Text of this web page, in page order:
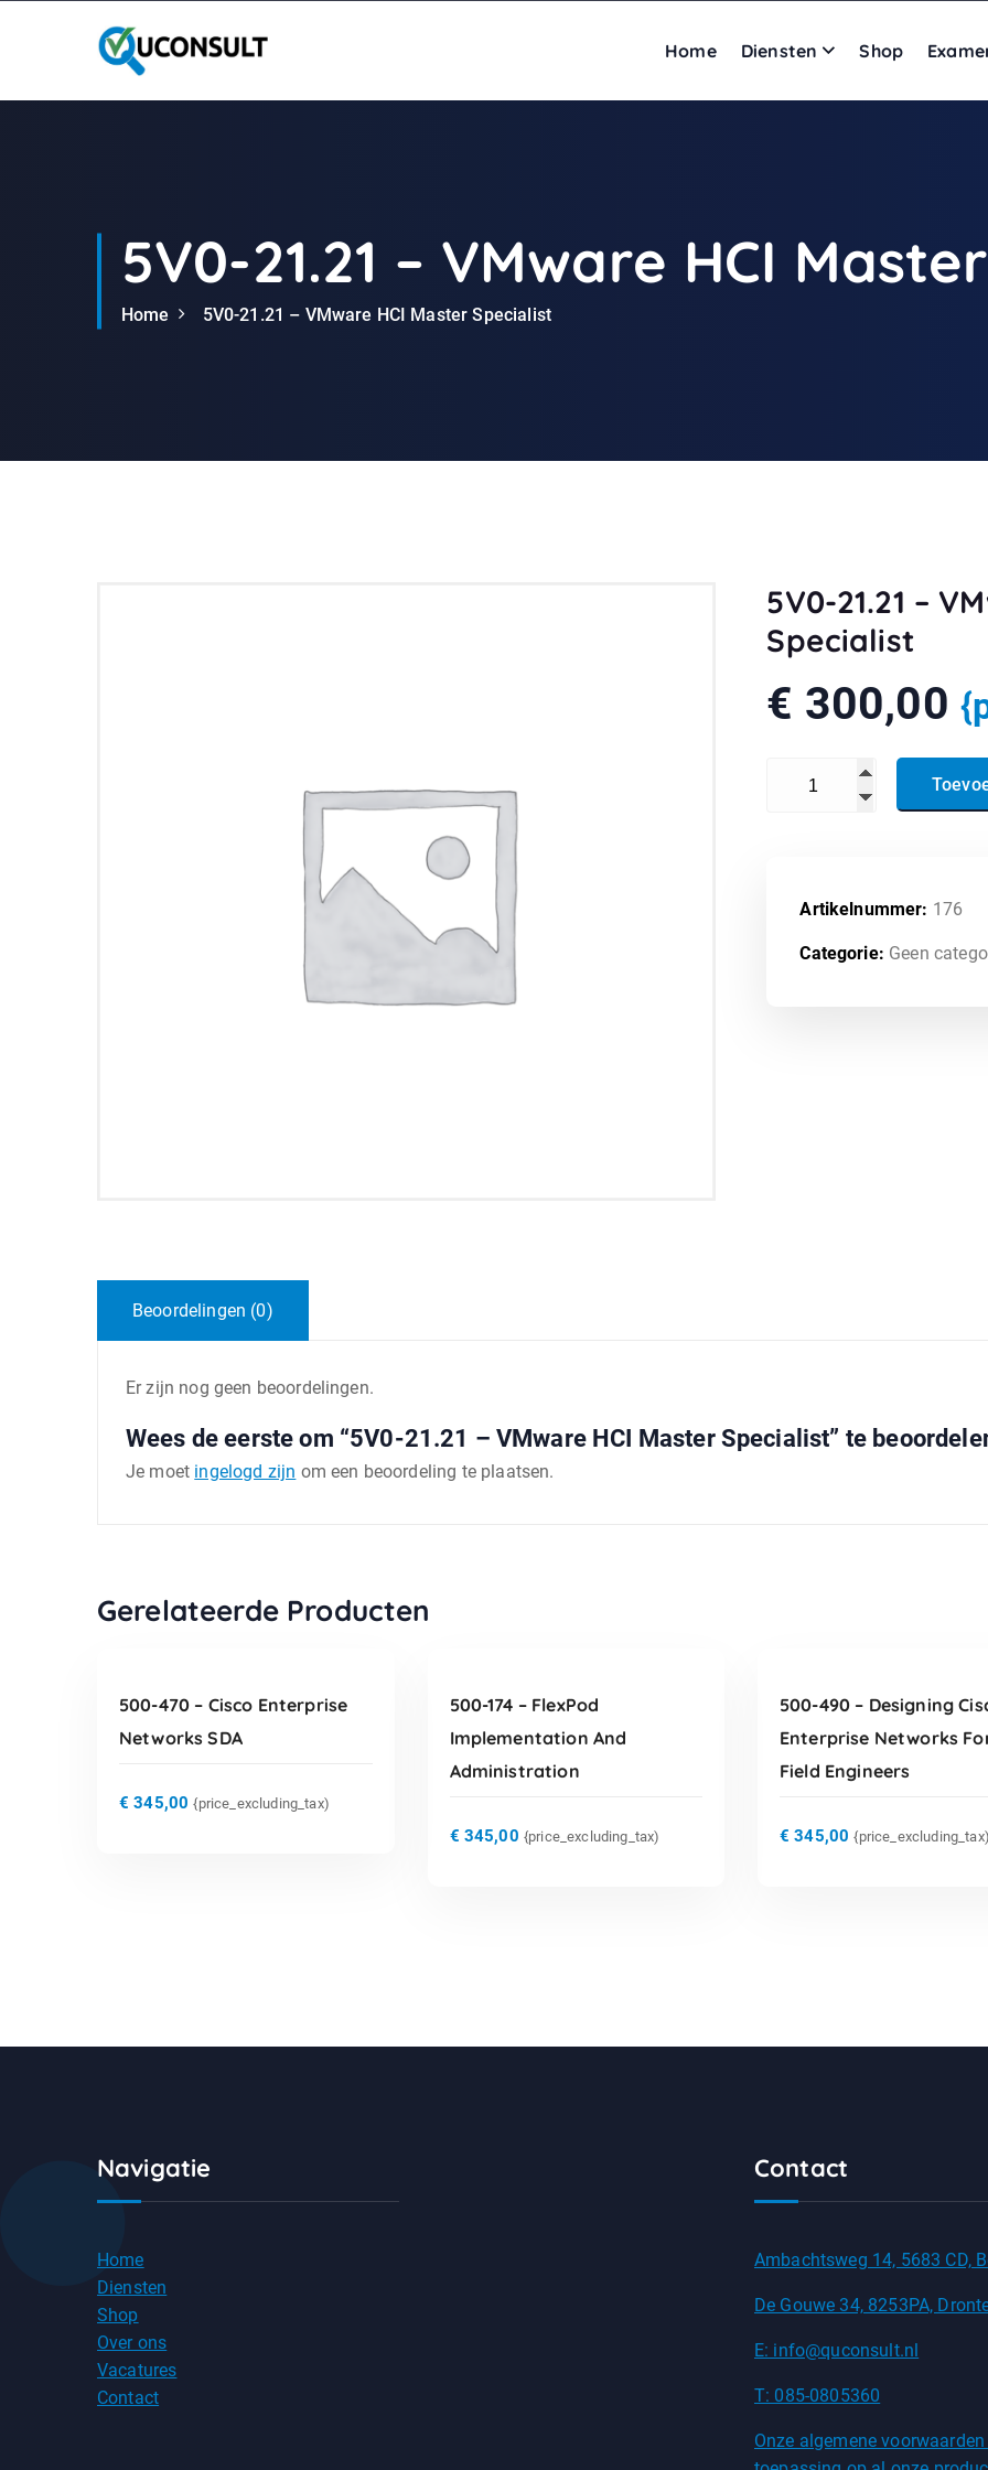
a
Home Diensten Shop
5V0-21.21 – VMware HCI
Home 5V0-21.21 – VMware HCI Master Specialist
5V0-21.21 –
Specialist
€ 300,00
5V0-21.21 - VMware HCI
Artikelnummer: 176
Categorie: Geen
Beoordelingen (0)
Er zijn nog geen beoordelingen.
Wees de eerste om “5V0-21.21 – VMware HCI Master Specialist” te
Je moet ingelogd zijn om een beoordeling te plaatsen.
Gerelateerde Producten
TOEVOEGEN AAN
500-470 – Cisco Enterprise
Networks SDA
€ 345,00 {price_excluding_tax)
500-174 – FlexPod
Implementation And
Administration
€ 345,00 {price_excluding_tax)
500-490 – Designing
Enterprise Networks
Field Engineers
€ 345,00
Navigatie
Home
Diensten
Shop
Over ons
Vacatures
Contact
Contact
Ambachtsweg 14, 5683 CD,
De Gouwe 34, 8253PA,
E: info@quconsult.nl
T: 085-0805360
Onze algemene